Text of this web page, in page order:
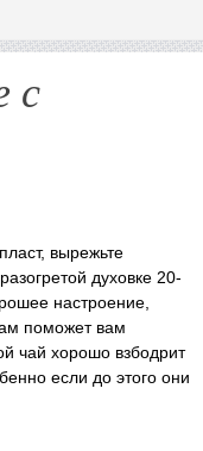
с
вырежьте
духовке 20-
настроение,
поможет вам
чай хорошо взбодрит
если до этого они